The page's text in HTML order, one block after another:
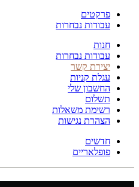
פרקטים
עבודות נבחרות
חנות
עבודות נבחרות
יצירת קשר
עגלת קניות
החשבון שלי
תשלום
רשימת משאלות
הצהרת נגישות
חדשים
פופלאריים